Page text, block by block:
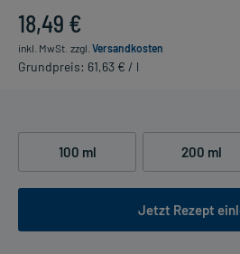
18,49 €
inkl. MwSt. zzgl. Versandkosten
Grundpreis: 61,63 € / l
100 ml 200 ml
Jetzt Rezept